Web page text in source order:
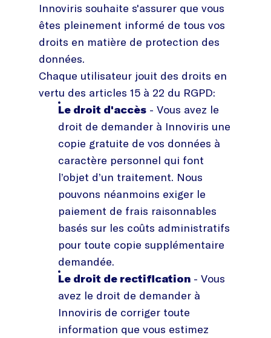
Innoviris souhaite s'assurer que vous
êtes pleinement informé de tous vos
droits en matière de protection des
données.
Chaque utilisateur jouit des droits en
vertu des articles 15 à 22 du RGPD:
Le droit d'accès - Vous avez le
droit de demander à Innoviris une
copie gratuite de vos données à
caractère personnel qui font
l’objet d’un traitement. Nous
pouvons néanmoins exiger le
paiement de frais raisonnables
basés sur les coûts administratifs
pour toute copie supplémentaire
demandée.
Le droit de rectification - Vous
avez le droit de demander à
Innoviris de corriger toute
information que vous estimez